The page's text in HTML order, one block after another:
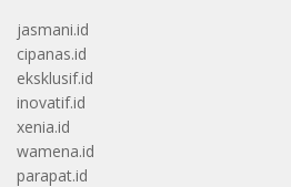
jasmani.id
cipanas.id
eksklusif.id
inovatif.id
xenia.id
wamena.id
parapat.id